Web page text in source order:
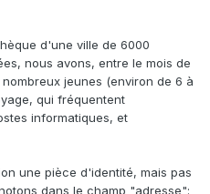
d'une ville de 6000
nous avons, entre le mois de
jeunes (environ de 6 à
qui fréquentent
informatiques, et
une pièce d'identité, mais pas
dans le champ "adresse":